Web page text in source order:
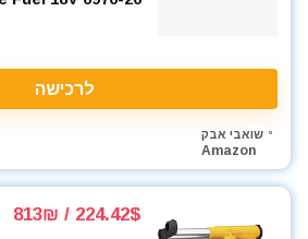
רתכת ארגון TIG
שונות
תיקי כלי עבודה
All categories
לרכישה
שואבי אבק
Amazon
224.42$ / 813₪